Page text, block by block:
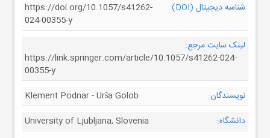
شناسه دیجیتال (DOI):
https://doi.org/10.1057/s41262-
024-00355-y
لینک سایت مرجع:
https://link.springer.com/article/10.1057/s41262-024-
00355-y
نویسندگان:
Klement Podnar - Urša Golob
دانشگاه:
University of Ljubljana, Slovenia